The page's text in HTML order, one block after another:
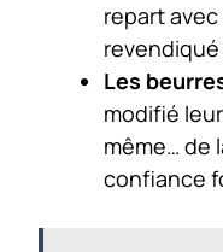
repart
Les
modifié
même… de
confiance